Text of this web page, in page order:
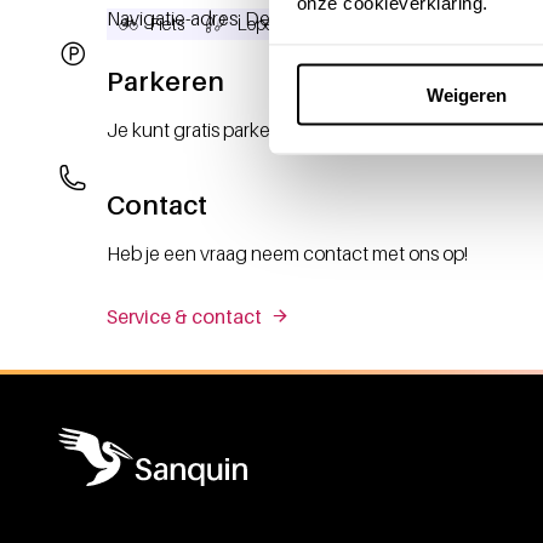
Weigeren
Navigatie-adres: De Opgang 2 in het Nederlands
Fiets Lopend
Parkeren
Je kunt gratis parkeren achter het gebouw van
Contact
Heb je een vraag neem contact met ons op!
Service & contact